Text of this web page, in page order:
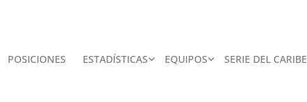
POSICIONES ESTADÍSTICAS EQUIPOS SERIE DEL CARIBE